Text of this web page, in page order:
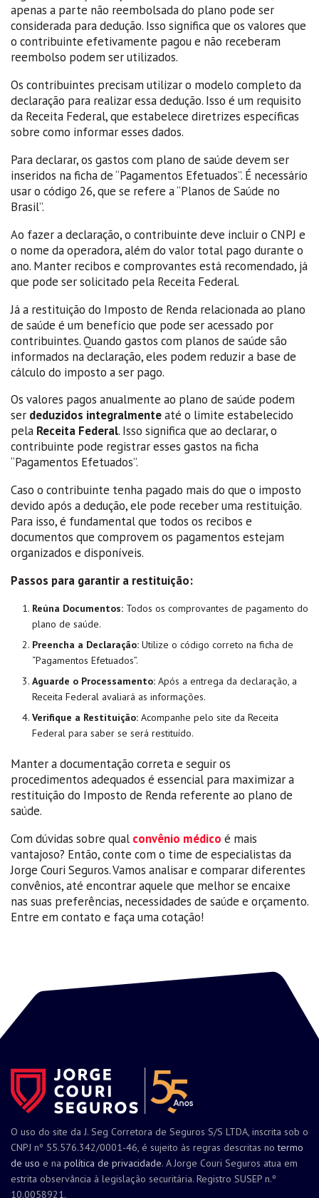
apenas a parte não reembolsada do plano pode ser
considerada para dedução. Isso significa que os valores que
o contribuinte efetivamente pagou e não receberam
reembolso podem ser utilizados.
Os contribuintes precisam utilizar o modelo completo da
declaração para realizar essa dedução. Isso é um requisito
da Receita Federal, que estabelece diretrizes específicas
sobre como informar esses dados.
Para declarar, os gastos com plano de saúde devem ser
inseridos na ficha de “Pagamentos Efetuados”. É necessário
usar o código 26, que se refere a “Planos de Saúde no
Brasil”.
Ao fazer a declaração, o contribuinte deve incluir o CNPJ e
o nome da operadora, além do valor total pago durante o
ano. Manter recibos e comprovantes está recomendado, já
que pode ser solicitado pela Receita Federal.
Já a restituição do Imposto de Renda relacionada ao plano
de saúde é um benefício que pode ser acessado por
contribuintes. Quando gastos com planos de saúde são
informados na declaração, eles podem reduzir a base de
cálculo do imposto a ser pago.
Os valores pagos anualmente ao plano de saúde podem
ser deduzidos integralmenteaté o limite estabelecido
pela Receita Federal. Isso significa que ao declarar, o
contribuinte pode registrar esses gastos na ficha
“Pagamentos Efetuados”.
Caso o contribuinte tenha pagado mais do que o imposto
devido após a dedução, ele pode receber uma restituição.
Para isso, é fundamental que todos os recibos e
documentos que comprovem os pagamentos estejam
organizados e disponíveis.
Passos para garantir a restituição:
Reúna Documentos: Todos os comprovantes de pagamento do
plano de saúde.
Preencha a Declaração: Utilize o código correto na ficha de
“Pagamentos Efetuados”.
Aguarde o Processamento: Após a entrega da declaração, a
Receita Federal avaliará as informações.
Verifique a Restituição: Acompanhe pelo site da Receita
Federal para saber se será restituído.
Manter a documentação correta e seguir os
procedimentos adequados é essencial para maximizar a
restituição do Imposto de Renda referente ao plano de
saúde.
Com dúvidas sobre qual convênio médico é mais
vantajoso? Então, conte com o time de especialistas da
Jorge Couri Seguros. Vamos analisar e comparar diferentes
convênios, até encontrar aquele que melhor se encaixe
nas suas preferências, necessidades de saúde e orçamento.
Entre em contato e faça uma cotação!
O uso do site da J. Seg Corretora de Seguros S/S LTDA, inscrita sob o
CNPJ nº 55.576.342/0001-46, é sujeito às regras descritas notermo
de uso e na política de privacidade. A Jorge Couri Seguros atua em
estrita observância à legislação securitária. Registro SUSEP n.º
10.0058921.